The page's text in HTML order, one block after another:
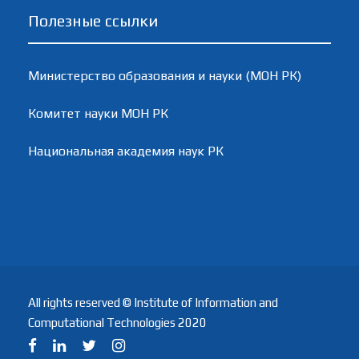
Полезные ссылки
Министерство образования и науки (МОН РК)
Комитет науки МОН РК
Национальная академия наук РК
All rights reserved © Institute of Information and
Computational Technologies 2020